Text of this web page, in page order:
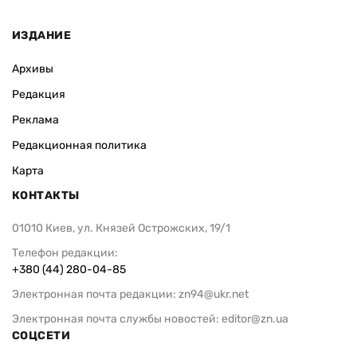
ИЗДАНИЕ
Архивы
Редакция
Реклама
Редакционная политика
Карта
КОНТАКТЫ
01010 Киев, ул. Князей Острожских, 19/1
Телефон редакции:
+380 (44) 280-04-85
Электронная почта редакции: zn94@ukr.net
Электронная почта службы новостей: editor@zn.ua
СОЦСЕТИ